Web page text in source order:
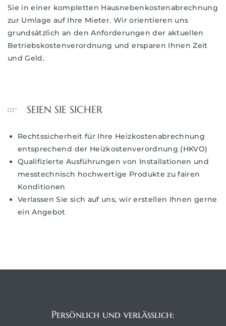
Sie in einer kompletten Hausnebenkostenabrechnung
zur Umlage auf Ihre Mieter. Wir orientieren uns
grundsätzlich an den Anforderungen der aktuellen
Betriebskostenverordnung und ersparen Ihnen Zeit
und Geld.
SEIEN SIE SICHER
Rechtssicherheit für Ihre Heizkostenabrechnung
entsprechend der Heizkostenverordnung (HKVO)
Qualifizierte Ausführungen von Installationen und
messtechnisch hochwertige Produkte zu fairen
Konditionen
Verlassen Sie sich auf uns, wir erstellen Ihnen gerne
ein Angebot
Persönlich und verlässlich: